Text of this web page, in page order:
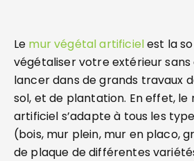
Le mur végétal artificielest la
végétaliser votre extérieur sans
lancer dans de grands travaux
sol, et de plantation. En effet, le
artificiel s’adapte à tous les
(bois, mur plein, mur en placo,
de plaque de différentes